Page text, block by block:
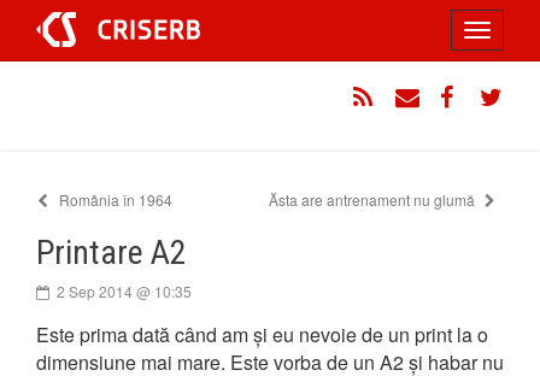
conținut
Toggle
România în 1964 Ăsta are antrenament nu glumă
Printare A2
2 Sep 2014 @ 10:35
Este prima dată când am și eu nevoie de un print la o
dimensiune mai mare. Este vorba de un A2 și habar nu